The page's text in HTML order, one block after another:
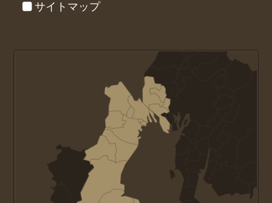
サイトマップ